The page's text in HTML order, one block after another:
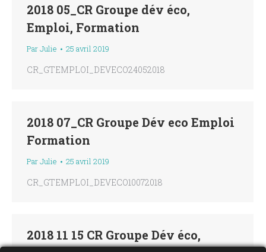
2018 05_CR Groupe dév éco,
Emploi, Formation
ParJulie 25 avril 2019
CR_GTEMPLOI_DEVECO24052018
2018 07_CR Groupe Dév eco Emploi
Formation
ParJulie 25 avril 2019
CR_GTEMPLOI_DEVECO10072018
2018 11 15 CR Groupe Dév éco,